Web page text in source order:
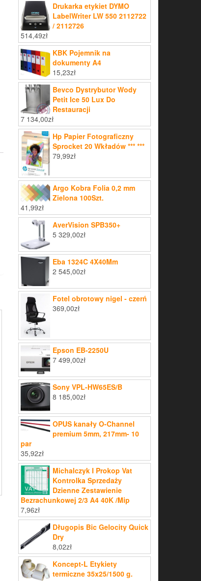
Drukarka etykiet DYMO
LabelWriter LW 550 2112722
/ 2112726
514,49zł
KBK Pojemnik na
dokumenty A4
15,23zł
Bevco Dystrybutor Wody
Petit Ice 50 Lux Do
Restauracji
7 134,00zł
Hp Papier Fotograficzny
Sprocket 20 Wkładów *** ***
79,99zł
Argo Kobra Folia 0,2 mm
Zielona 100Szt.
41,99zł
AverVision SPB350+
5 329,00zł
Eba 1324C 4X40Mm
2 545,00zł
Fotel obrotowy nigel - czerń
369,00zł
Epson EB-2250U
7 499,00zł
Sony VPL-HW65ES/B
8 185,00zł
OPUS kanały O-Channel
premium 5mm, 217mm- 10
par
35,92zł
Michalczyk I Prokop Vat
Kontrolka Sprzedaży
Dzienne Zestawienie
Bezrachunkowej 2/3 A4 40K /Mip
7,96zł
Długopis Bic Gelocity Quick
Dry
8,02zł
Koncept-L Etykiety
termiczne 35x25/1500 g.